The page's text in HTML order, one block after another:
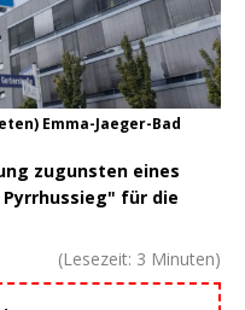
Emma-Jaeger-Bad
zugunsten eines
für die
(Lesezeit: 3 Minuten)